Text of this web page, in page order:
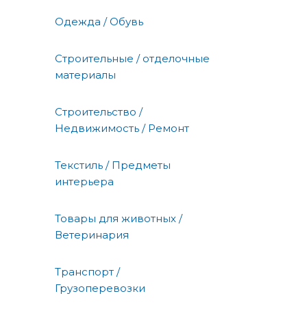
Одежда / Обувь
Строительные / отделочные
материалы
Строительство /
Недвижимость / Ремонт
Текстиль / Предметы
интерьера
Товары для животных /
Ветеринария
Транспорт /
Грузоперевозки